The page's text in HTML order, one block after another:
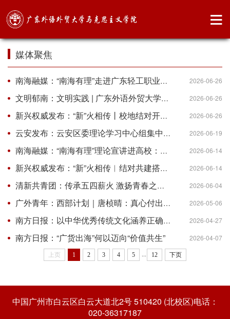
媒体聚焦
南海融媒：“南海有理”走进广东轻工职业技术大学：学深悟透全会精神，凝聚青年奋进力量 2026-06-26
文明郁南：文明实践 | 广东外语外贸大学马克思主义学院与郁南县新时代文明实践中心开展结对共... 2026-06-26
新兴权威发布：“新”火相传丨校地结对开展新时代廉洁文化主题宣讲活动 2026-06-26
云安发布：云安区委理论学习中心组集中学习习近平总书记关于树立和践行正确政绩观的重要论述... 2026-06-19
南海融媒：“南海有理”理论宣讲进高校：一场“文艺思政课”点燃青年文化自信 2026-06-14
新兴权威发布：“新”火相传︱结对共建搭平台 理论之声入基层 2026-06-14
清新共青团：传承五四薪火 激扬青春之志 —— 清新区举办纪念五四运动 107 周年主题宣讲活动 2026-06-04
广外青年：西部计划｜唐桢晴：真心付出的爱，会被孩子们温柔地接住 2026-05-06
南方日报：以中华优秀传统文化涵养正确政绩观 2026-04-27
南方日报：“广货出海”何以迈向“价值共生” 2026-04-07
上页 1 2 3 4 5 12 下页
中国广州市白云区白云大道北2号 510420 (北校区)电话：
020-36317187